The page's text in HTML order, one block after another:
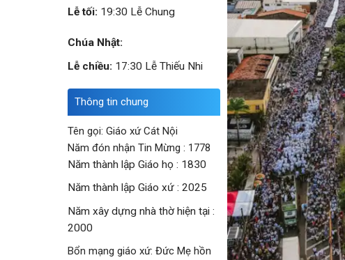
Lễ tối: 19:30 Lễ Chung
Chúa Nhật:
Lễ chiều: 17:30 Lễ Thiếu Nhi
Thông tin chung
Tên gọi: Giáo xứ Cát Nội
Năm đón nhận Tin Mừng : 1778
Năm thành lập Giáo họ : 1830
Năm thành lập Giáo xứ : 2025
Năm xây dựng nhà thờ hiện tại :
2000
Bổn mạng giáo xứ: Đức Mẹ hồn